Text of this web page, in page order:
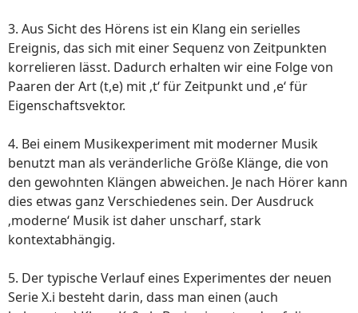
3. Aus Sicht des Hörens ist ein Klang ein serielles
Ereignis, das sich mit einer Sequenz von Zeitpunkten
korrelieren lässt. Dadurch erhalten wir eine Folge von
Paaren der Art (t,e) mit ‚t‘ für Zeitpunkt und ‚e‘ für
Eigenschaftsvektor.
4. Bei einem Musikexperiment mit moderner Musik
benutzt man als veränderliche Größe Klänge, die von
den gewohnten Klängen abweichen. Je nach Hörer kann
dies etwas ganz Verschiedenes sein. Der Ausdruck
‚moderne‘ Musik ist daher unscharf, stark
kontextabhängig.
5. Der typische Verlauf eines Experimentes der neuen
Serie X.i besteht darin, dass man einen (auch